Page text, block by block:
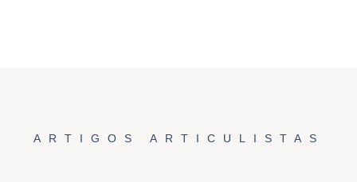
ARTIGOS ARTICULISTAS